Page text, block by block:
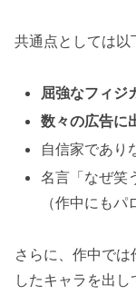
共通点としては以
屈強なフィジ
数々の広告に
自信家であり
名言「なぜ笑
（作中にもパ
さらに、作中で
したキャラを出